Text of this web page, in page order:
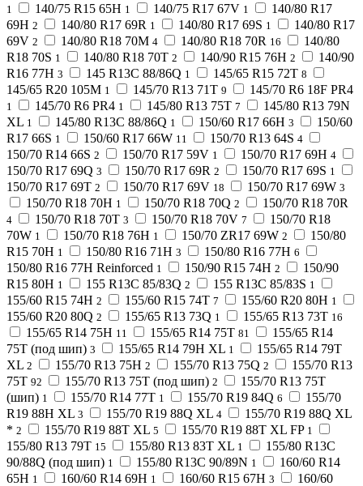
1 140/75 R15 65H 1 140/75 R17 67V 1
140/80 R17
69H 2 140/80 R17 69R 1 140/80 R17 69S 1
140/80 R17
69V 2 140/80 R18 70M 4 140/80 R18 70R 16
140/80
R18 70S 1 140/80 R18 70T 2 140/90 R15 76H 2
140/90
R16 77H 3 145 R13C 88/86Q 1 145/65 R15 72T 8
145/65 R20 105M 1 145/70 R13 71T 9 145/70 R6 18F PR4
1 145/70 R6 PR4 1 145/80 R13 75T 7
145/80 R13 79N
XL 1 145/80 R13C 88/86Q 1 150/60 R17 66H 3
150/60
R17 66S 1 150/60 R17 66W 11 150/70 R13 64S 4
150/70 R14 66S 2 150/70 R17 59V 1 150/70 R17 69H 4
150/70 R17 69Q 3 150/70 R17 69R 2 150/70 R17 69S 1
150/70 R17 69T 2 150/70 R17 69V 18 150/70 R17 69W 3
150/70 R18 70H 1 150/70 R18 70Q 2 150/70 R18 70R
4 150/70 R18 70T 3 150/70 R18 70V 7
150/70 R18
70W 1 150/70 R18 76H 1 150/70 ZR17 69W 2
150/80
R15 70H 1 150/80 R16 71H 3 150/80 R16 77H 6
150/80 R16 77H Reinforced 1 150/90 R15 74H 2
150/90
R15 80H 1 155 R13C 85/83Q 2 155 R13C 85/83S 1
155/60 R15 74H 2 155/60 R15 74T 7 155/60 R20 80H 1
155/60 R20 80Q 2 155/65 R13 73Q 1 155/65 R13 73T 16
155/65 R14 75H 11 155/65 R14 75T 81
155/65 R14
75T (под шип) 3 155/65 R14 79H XL 1
155/65 R14 79T
XL 2 155/70 R13 75H 2 155/70 R13 75Q 2
155/70 R13
75T 92 155/70 R13 75T (под шип) 2
155/70 R13 75T
(шип) 1 155/70 R14 77T 1 155/70 R19 84Q 6
155/70
R19 88H XL 3 155/70 R19 88Q XL 4
155/70 R19 88Q XL
* 2 155/70 R19 88T XL 5 155/70 R19 88T XL FP 1
155/80 R13 79T 15 155/80 R13 83T XL 1
155/80 R13C
90/88Q (под шип) 1 155/80 R13C 90/89N 1
160/60 R14
65H 1 160/60 R14 69H 1 160/60 R15 67H 3
160/60